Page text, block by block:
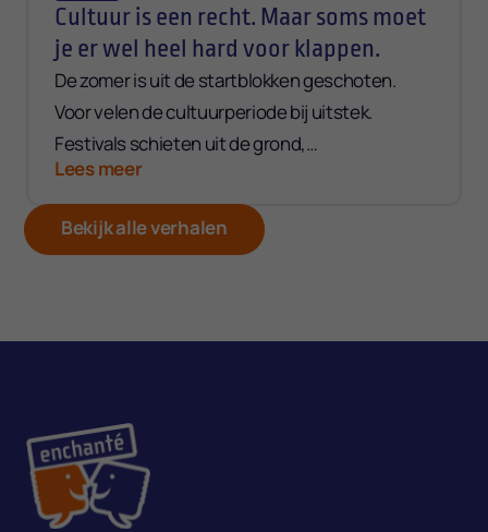
Cultuur is een recht. Maar soms moet
je er wel heel hard voor klappen.
De zomer is uit de startblokken geschoten.
Voor velen de cultuurperiode bij uitstek.
Festivals schieten uit de grond,
openluchtmusea zwieren hun deuren open,
citytrips worden ingepland, …
Lees meer
Bekijk alle verhalen